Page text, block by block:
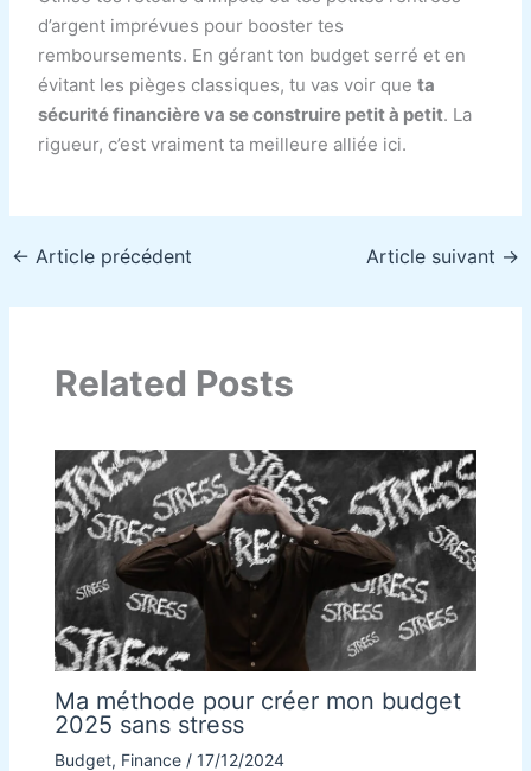
d’argent imprévues pour booster tes
remboursements. En gérant ton budget serré et en
évitant les pièges classiques, tu vas voir queta
sécurité financière va se construire petit à petit. La
rigueur, c’est vraiment ta meilleure alliée ici.
← Article précédent Article suivant →
Related Posts
Ma méthode pour créer mon budget
2025 sans stress
Budget, Finance/ 17/12/2024